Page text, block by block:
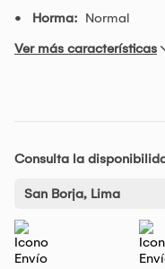
Horma: Normal
Ver más características
Consulta la
San Borja, Lima